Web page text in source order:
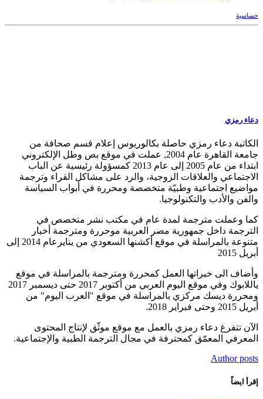
حساسية
دعاء رمزي
الكاتبة دعاء رمزي حاصلة بكالوريوس إعلام قسم صحافة من
جامعة القاهرة عام 2004, عملت في موقع بص وطل الإلكتروني
ابتداء من عام 2005 إلى عام 2013 كمسؤولة رئيسية عن الباب
الاجتماعي والعلاقات الزوجية، والرد على مشاكل القراء وترجمة
مواضيع اجتماعية وطبيّة متخصصة ومحررة في أبواب السياسة
والفن والأدب والتكنولوجيا.
كما وعملت مترجمة لمدة عام في مكتب نشر متخصص في
الترجمة داخل جمهورية مصر العربية موحررة ومترجمة أخبار
متنوعة بالمراسلة في موقع أكشنها السعودي من ينايرعام 2014 إلى
أبريل 2015
وأضاف الى خبراتها العمل كمحررة ومترجمة بالمراسلة في موقع
ياللابوك وفي موقع اليوم العربي من أكتوبر 2017 حتى ديسمبر 2017
ومحررة ديسك مركزي بالمراسلة في موقع "العرب اليوم" من
أبريل 2015 وحتى فبراير 2018.
الآن تتفرغ دعاء رمزي بالعمل مع موقع موثّق لإنتاج المحتوى
المعرفي المعمّق كمحترفة في مجال الترجمة الطبية والإجتماعية.
Author posts
إقرأ ايضاً